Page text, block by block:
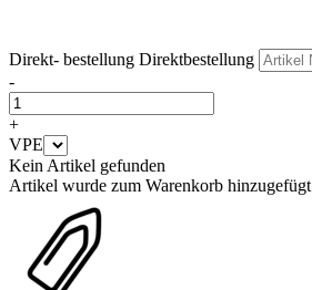
Direkt- bestellung Direktbestellung
-
+
VPE
Kein Artikel gefunden
Artikel wurde zum Warenkorb hinzugefügt